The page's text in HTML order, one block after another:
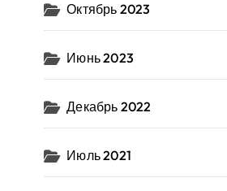
Октябрь 2023
Июнь 2023
Декабрь 2022
Июль 2021